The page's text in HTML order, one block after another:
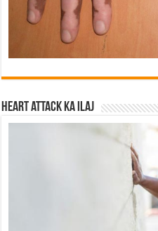
Heart attack ka ilaj